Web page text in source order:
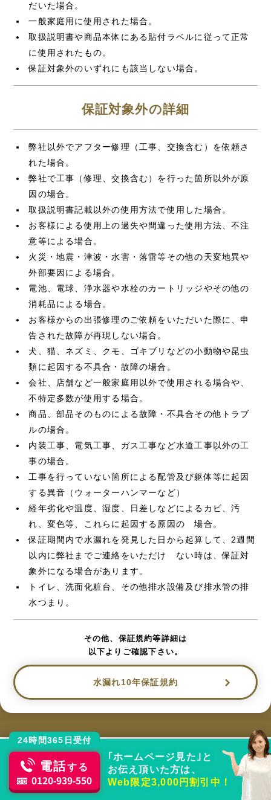
だいた場合。
一般家庭用に使用された場合。
取扱説明書や商品本体にある貼付ラベルに従って正常
に使用されたもの。
保証対象外のいずれにも該当しない場合。
保証対象外の詳細
弊社以外でアフター修理（工事、交換含む）を依頼さ
れた場合。
弊社で工事（修理、交換含む）を行った箇所以外が原
因の場合。
取扱説明書記載以外の使用方法で使用した場合。
お客様による使用上の過失や間違った使用方法、不注
意等による場合。
火災・地震・津波・水害・落雷等その他の天変地異や
外部要因による場合。
電池、電球、浄水器や水栓のカートリッジやその他の
消耗品による場合。
お客様からの出張修理のご依頼をいただいた際に、申
告された故障が再現しない場合。
犬、猫、ネズミ、クモ、ゴキブリなどの小動物や昆虫
類に起因する不具合・故障の場合。
会社、店舗など一般家庭用以外で使用される場合や、
不特定多数が使用する場合。
商品、部品そのものによる故障・不具合その他トラブ
ルの場合。
内装工事、電気工事、ガス工事など水道工事以外の工
事の場合。
工事を行っていない箇所による配管及び躯体等に起因
する異音（ウォーターハンマーなど）
経年劣化や温度、湿度、日差しなどによるカビ、汚
れ、変色等、これらに起因する原因の 場合。
保証期間内で水漏れを発見した日から起算して、2週間
以内に弊社までご連絡をいただけ ない時は、保証対
象外になる場合があります。
トイレ、洗面化粧台、その他排水設備及び排水管の排
水つまり。
その他、保証規約等詳細は
以下よりご確認下さい。
水漏れ10年保証規約
水回りトラブルはおまかせください
24時間365日受付
電話する
0120-939-550
｢ホームページ見た｣と
お伝え頂いた方は、
Web限定3,000円割引中！